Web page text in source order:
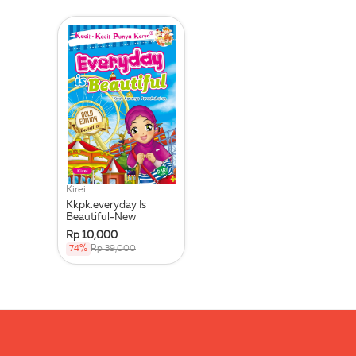
Kirei
Kkpk.everyday Is
Beautiful-New
Rp 10,000
74% Rp 39,000